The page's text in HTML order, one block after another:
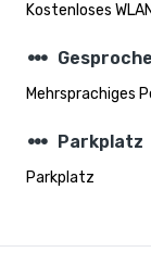
Kostenloses WLAN
steppers
Mehrsprachiges
steppers Parkplatz
Parkplatz